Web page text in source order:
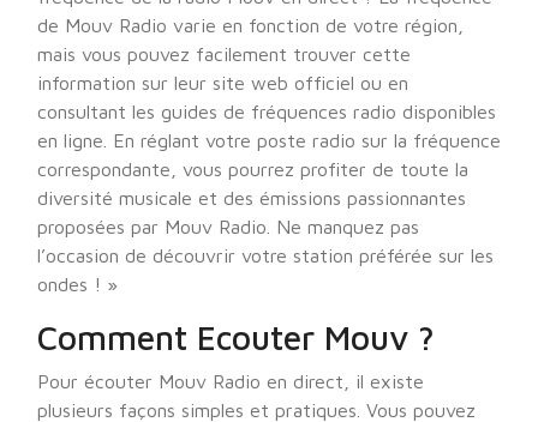
de Mouv Radio varie en fonction de votre région,
mais vous pouvez facilement trouver cette
information sur leur site web officiel ou en
consultant les guides de fréquences radio disponibles
en ligne. En réglant votre poste radio sur la fréquence
correspondante, vous pourrez profiter de toute la
diversité musicale et des émissions passionnantes
proposées par Mouv Radio. Ne manquez pas
l’occasion de découvrir votre station préférée sur les
ondes ! »
Comment Ecouter Mouv ?
Pour écouter Mouv Radio en direct, il existe
plusieurs façons simples et pratiques. Vous pouvez